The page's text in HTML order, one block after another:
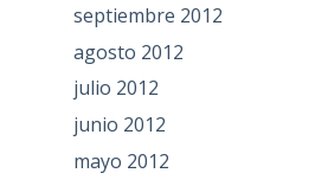
septiembre 2012
agosto 2012
julio 2012
junio 2012
mayo 2012